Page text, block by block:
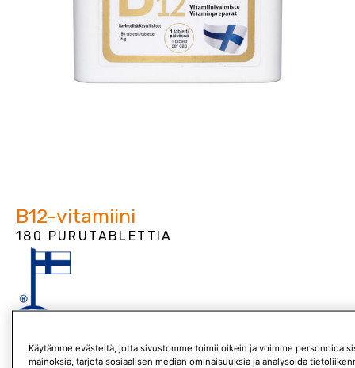
B12-vitamiini
180 PURUTABLETTIA
Gluteeniton, laktoositon, maidoton, sokeriton,
Käytämme evästeitä, jotta sivustomme toimii oikein ja voimme personoida
mainoksia, tarjota sosiaalisen median ominaisuuksia ja analysoida